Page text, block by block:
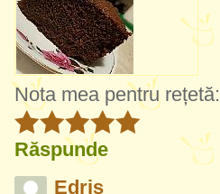
Nota mea pentru rețetă:
Răspunde
Edris